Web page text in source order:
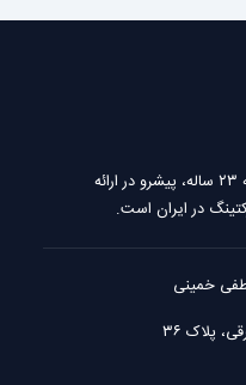
گروه برنامه‌نویسی نرم‌نت با تکیه بر تجربه ۲۳ ساله، پیشرو در ارائه
در ایران است.
خمینی